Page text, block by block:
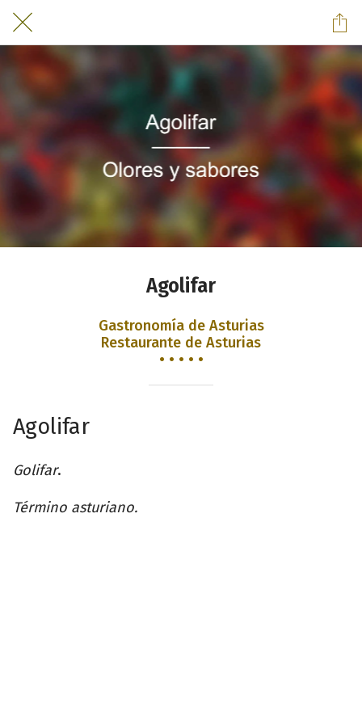
Agolifar
Gastronomía de Asturias
Restaurante de Asturias
• • • • •
Agolifar
Golifar.
Término asturiano.